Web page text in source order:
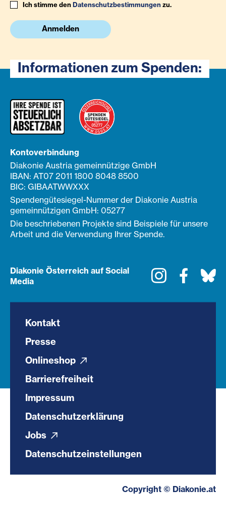
Ich stimme denDatenschutzbestimmungenzu.
Anmelden
Informationen zum Spenden:
Kontoverbindung
Diakonie Austria gemeinnützige GmbH
IBAN: AT07 2011 1800 8048 8500
BIC: GIBAATWWXXX
Spendengütesiegel-Nummer der Diakonie Austria
gemeinnützigen GmbH: 05277
Die beschriebenen Projekte sind Beispiele für unsere
Arbeit und die Verwendung Ihrer Spende.
Diakonie Österreich auf Social
Media
Instagram
Kontakt
Presse
Onlineshop
Barrierefreiheit
Impressum
Datenschutzerklärung
Jobs
Datenschutzeinstellungen
Copyright © Diakonie.at